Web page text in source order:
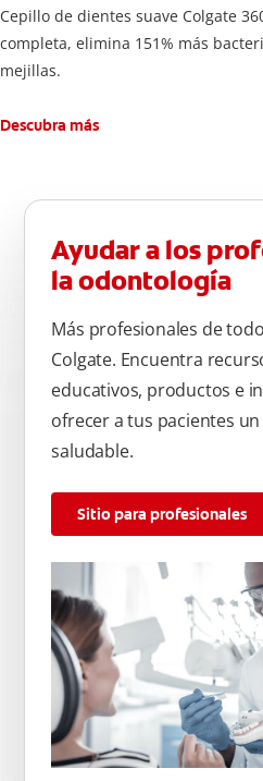
Cepillo de dientes suave Colgate
completa, elimina 151% más
mejillas.
Descubra más
Ayudar a los
la odontología
Más profesionales de
Colgate. Encuentra
educativos, productos e
ofrecer a tus pacientes
saludable.
Sitio para profesionales